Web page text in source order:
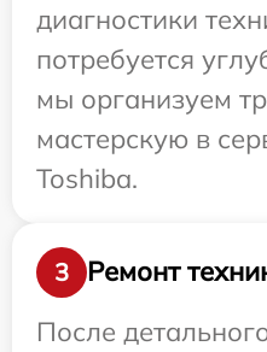
диагностики
потребуется
мы организуем
мастерскую в
Toshiba.
3
Ремонт
После